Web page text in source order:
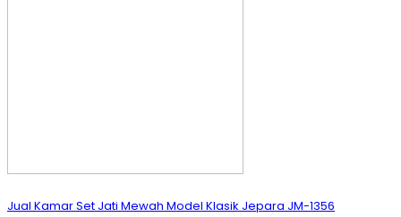
Jual Kamar Set Jati Mewah Model Klasik Jepara JM-1356